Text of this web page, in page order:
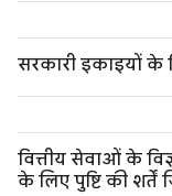
सरकारी इकाइयों के
वित्तीय सेवाओं के
के लिए पुष्टि की शर्तें